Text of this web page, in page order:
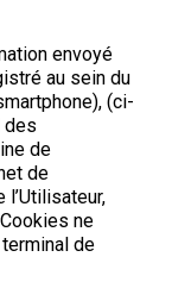
envoyé
au sein du
(ci-
des
de
de
l’Utilisateur,
ne
de